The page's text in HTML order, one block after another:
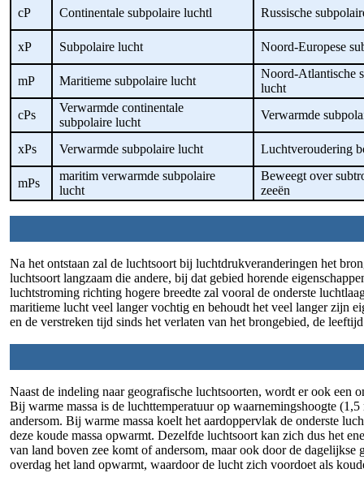
cP Continentale subpolaire luchtl Russische
xP Subpolaire lucht Noord-Europese
mP Maritieme subpolaire lucht
Noord-Atlantische
lucht
cPs
Verwarmde continentale
subpolaire lucht
Verwarmde
xPs Verwarmde subpolaire lucht Luchtveroudering
mPs
maritim verwarmde subpolaire
lucht
Beweegt over
zeeën
Na het ontstaan zal de luchtsoort bij luchtdrukveranderingen het
luchtsoort langzaam die andere, bij dat gebied horende
luchtstroming richting hogere breedte zal vooral de onderste
maritieme lucht veel langer vochtig en behoudt het veel langer zijn
en de verstreken tijd sinds het verlaten van het brongebied, de
Naast de indeling naar geografische luchtsoorten, wordt er ook een
Bij warme massa is de luchttemperatuur op waarnemingshoogte
andersom. Bij warme massa koelt het aardoppervlak de onderste
deze koude massa opwarmt. Dezelfde luchtsoort kan zich dus het
van land boven zee komt of andersom, maar ook door de
overdag het land opwarmt, waardoor de lucht zich voordoet als